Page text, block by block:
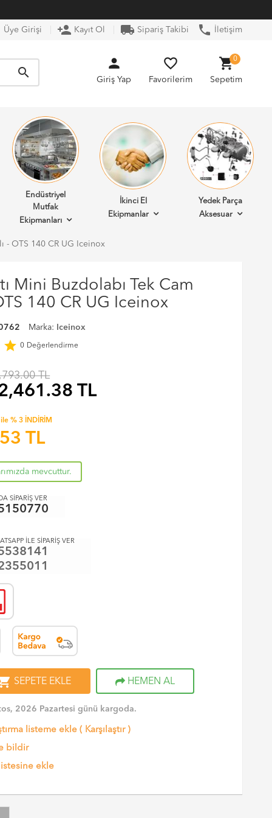
Üye Girişi person_add Kayıt Ol local_shipping Sipariş Takibi phone İletişim
search
person
Giriş Yap
favorite_border
Favorilerim
shopping_cart
Sepetim
0
Endüstriyel
Mutfak
Ekipmanları
İkinci El
Ekipmanlar
Yedek Parça
Aksesuar
- OTS 140 CR UG Iceinox
Mini Buzdolabı Tek Cam
140 CR UG Iceinox
Marka: Iceinox
star 0 Değerlendirme
TL
TL
% 3 İNDİRİM
TL
mevcuttur.
SİPARİŞ VER
İLE SİPARİŞ VER
SEPETE EKLE HEMEN AL
2026 Pazartesi günü kargoda.
listeme ekle ( Karşılaştır)
bildir
ekle